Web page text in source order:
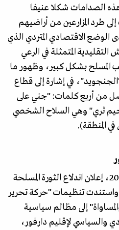
الصدامات شكلا عنيفا
طرد المزارعين من أراضيهم
الوضع الاقتصادي المتردي الذي
المتمثلة في الرعي
المسلح بشكل كبير، وظهور ما
في إشارة إلى قطاع
من أربع كلمات: "جني على
ثري" وهي السلاح الشخصي
المنطقة).
شهدت الفترة بين 2002–2003، إعلان اندلاع الثورة المسلحة
واستندت تنظيمات "حركة تحرير
إلى مظالم سياسية
والسياسي لإقليم دارفور،